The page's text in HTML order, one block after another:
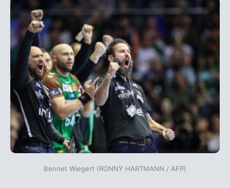
Bennet Wiegert (RONNY HARTMANN / AFP)